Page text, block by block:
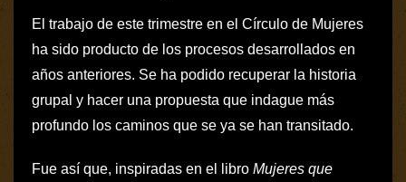
El trabajo de este trimestre en el Círculo de Mujeres
ha sido producto de los procesos desarrollados en
años anteriores. Se ha podido recuperar la historia
grupal y hacer una propuesta que indague más
profundo los caminos que se ya se han transitado.
Fue así que, inspiradas en el libro Mujeres que